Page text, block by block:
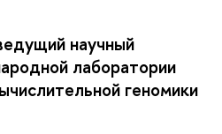
научный
лаборатории
геномики